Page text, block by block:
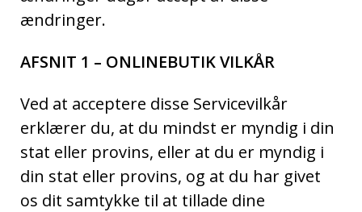
ændringer.
AFSNIT 1 – ONLINEBUTIK VILKÅR
Ved at acceptere disse Servicevilkår
erklærer du, at du mindst er myndig i din
stat eller provins, eller at du er myndig i
din stat eller provins, og at du har givet
os dit samtykke til at tillade dine